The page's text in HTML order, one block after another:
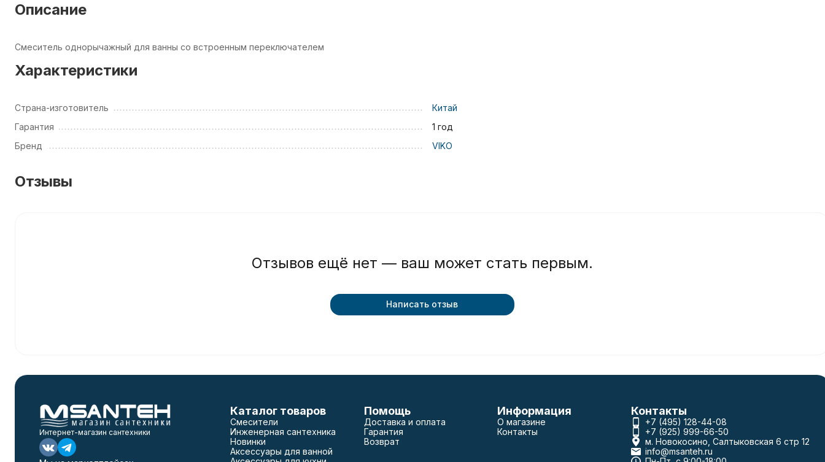
Описание
Смеситель однорычажный для ванны со встроенным переключателем
Характеристики
Страна-изготовитель
Китай
Гарантия
1 год
Бренд
VIKO
Отзывы
Отзывов ещё нет — ваш может стать первым.
Написать отзыв
Интернет-магазин сантехники
Каталог товаров
Смесители
Инженерная сантехника
Новинки
Аксессуары для ванной
Помощь
Доставка и оплата
Гарантия
Возврат
Информация
О магазине
Контакты
Контакты
+7 (495) 128-44-08
+7 (925) 999-66-50
м. Новокосино, Салтыковская 6 стр 12
info@msanteh.ru